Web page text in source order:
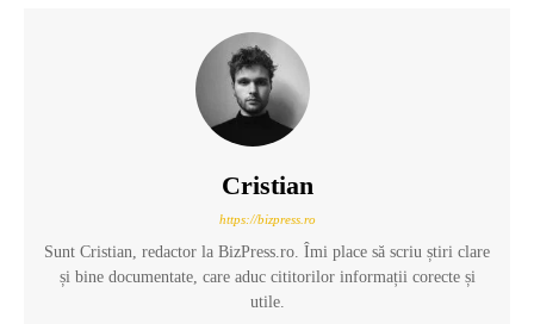
Cristian
https://bizpress.ro
Sunt Cristian, redactor la BizPress.ro. Îmi place să scriu știri clare
și bine documentate, care aduc cititorilor informații corecte și
utile.